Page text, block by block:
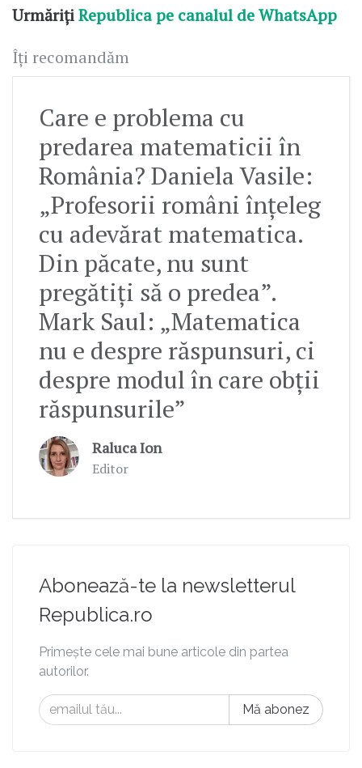
UrmărițiRepublica pe canalul de WhatsApp
Îți recomandăm
Care e problema cu
predarea matematicii în
România? Daniela Vasile:
„Profesorii români înțeleg
cu adevărat matematica.
Din păcate, nu sunt
pregătiți să o predea”.
Mark Saul: „Matematica
nu e despre răspunsuri, ci
despre modul în care obții
răspunsurile”
Raluca Ion
Editor
Abonează-te la newsletterul
Republica.ro
Primește cele mai bune articole din partea
autorilor.
Mă abonez